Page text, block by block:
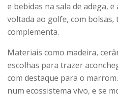
e bebidas na sala de adega,
voltada ao golfe, com bolsas,
complementa.
Materiais como madeira,
escolhas para trazer
com destaque para o
num ecossistema vivo, e se